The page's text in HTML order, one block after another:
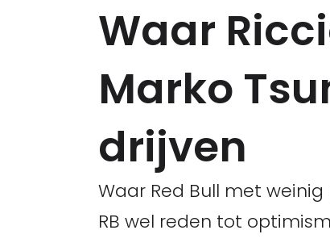
Waar
Marko
drijven
Waar Red Bull met
RB wel reden tot